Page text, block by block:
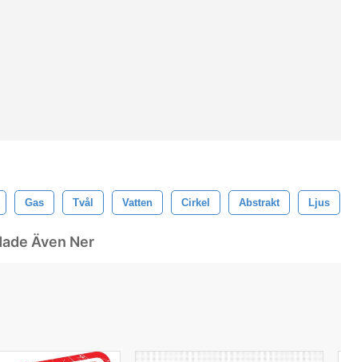
Gas Tvål Vatten Cirkel Abstrakt Ljus
Även Ner